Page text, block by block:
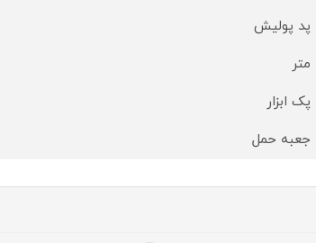
پد پولیش
متر
پک ابزار
جعبه حمل